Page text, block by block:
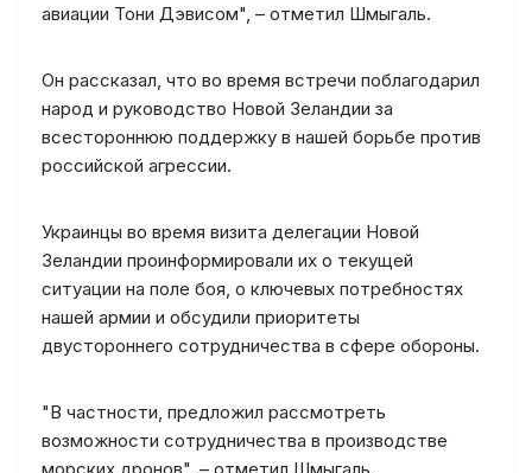
авиации Тони Дэвисом", – отметил Шмыгаль.
Он рассказал, что во время встречи поблагодарил
народ и руководство Новой Зеландии за
всестороннюю поддержку в нашей борьбе против
российской агрессии.
Украинцы во время визита делегации Новой
Зеландии проинформировали их о текущей
ситуации на поле боя, о ключевых потребностях
нашей армии и обсудили приоритеты
двустороннего сотрудничества в сфере обороны.
"В частности, предложил рассмотреть
возможности сотрудничества в производстве